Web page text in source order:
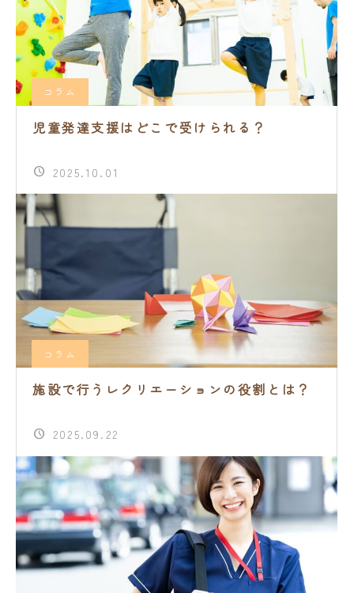
コラム
児童発達支援はどこで受けられる？
2025.10.01
コラム
施設で行うレクリエーションの役割とは？
2025.09.22